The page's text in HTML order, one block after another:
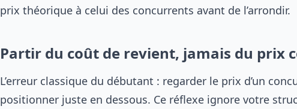
prix théorique à celui des concurrents avant de l’arrondir.
Partir du coût de revient, jamais du prix
L’erreur classique du débutant : regarder le prix d’un
positionner juste en dessous. Ce réflexe ignore votre